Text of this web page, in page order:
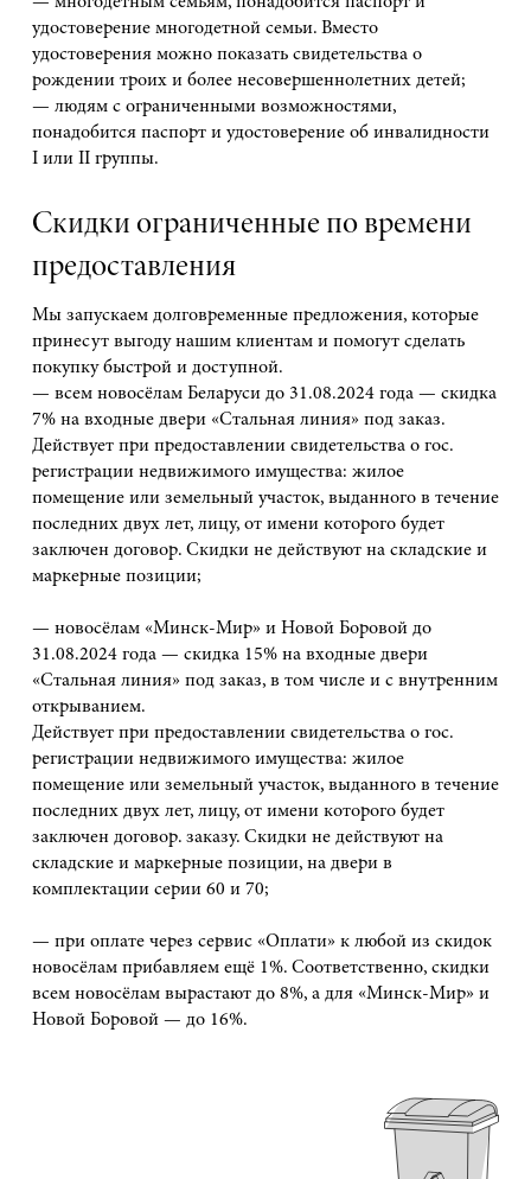
удостоверение многодетной семьи. Вместо
удостоверения можно показать свидетельства о
рождении троих и более несовершеннолетних детей;
— людям с ограниченными возможностями,
понадобится паспорт и удостоверение об инвалидности
I или II группы.
Скидки ограниченные по времени
предоставления
Мы запускаем долговременные предложения, которые
принесут выгоду нашим клиентам и помогут сделать
покупку быстрой и доступной.
— всем новосёлам Беларуси до 31.08.2024 года — скидка
7% на входные двери «Стальная линия» под заказ.
Действует при предоставлении свидетельства о гос.
регистрации недвижимого имущества: жилое
помещение или земельный участок, выданного в течение
последних двух лет, лицу, от имени которого будет
заключен договор. Скидки не действуют на складские и
маркерные позиции;
— новосёлам «Минск-Мир» и Новой Боровой до
31.08.2024 года — скидка 15% на входные двери
«Стальная линия» под заказ, в том числе и с внутренним
открыванием.
Действует при предоставлении свидетельства о гос.
регистрации недвижимого имущества: жилое
помещение или земельный участок, выданного в течение
последних двух лет, лицу, от имени которого будет
заключен договор. заказу. Скидки не действуют на
складские и маркерные позиции, на двери в
комплектации серии 60 и 70;
— при оплате через сервис «Оплати» к любой из скидок
новосёлам прибавляем ещё 1%. Соответственно, скидки
всем новосёлам вырастают до 8%, а для «Минск-Мир» и
Новой Боровой — до 16%.